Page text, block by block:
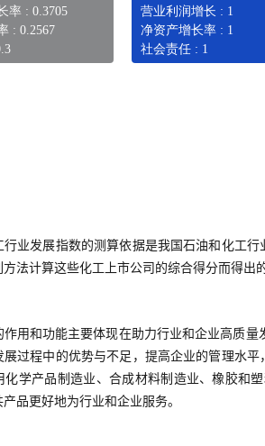
率 : 0.3705
: 0.2567
营业利润增长 : 1
净资产增长率 : 1
社会责任 : 1
行业发展指数的测算依据是我国石油和化工
方法计算这些化工上市公司的综合得分而得
用和功能主要体现在助力行业和企业高质
展过程中的优势与不足，提高企业的管理水
化学产品制造业、合成材料制造业、橡胶和
品更好地为行业和企业服务。